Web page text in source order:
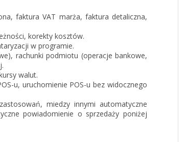
faktura VAT marża, faktura detaliczna,
korekty kosztów.
w programie.
rachunki podmiotu (operacje bankowe,
walut.
u, uruchomienie POS-u bez widocznego
miedzy innymi automatyczne
powiadomienie o sprzedaży poniżej